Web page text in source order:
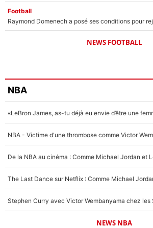
Football
NEWS FOOTBALL
NBA
NEWS NBA